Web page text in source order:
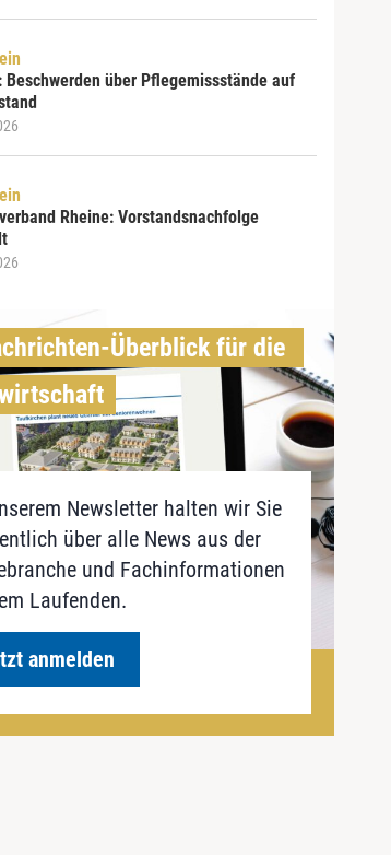
Beschwerden über Pflegemissstände auf
Rheine: Vorstandsnachfolge
Überblick für die
Newsletter halten wir Sie
über alle News aus der
und Fachinformationen
Laufenden.
anmelden